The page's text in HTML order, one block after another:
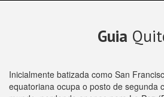
Guia
Inicialmente batizada como San
equatoriana ocupa o posto de segunda